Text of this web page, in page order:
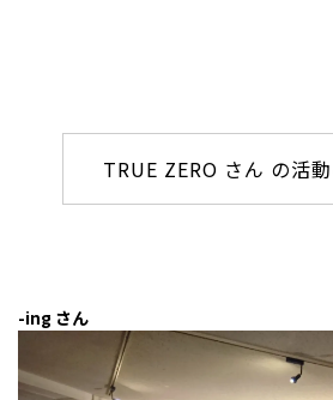
TRUE ZERO さん の活
-ing さん